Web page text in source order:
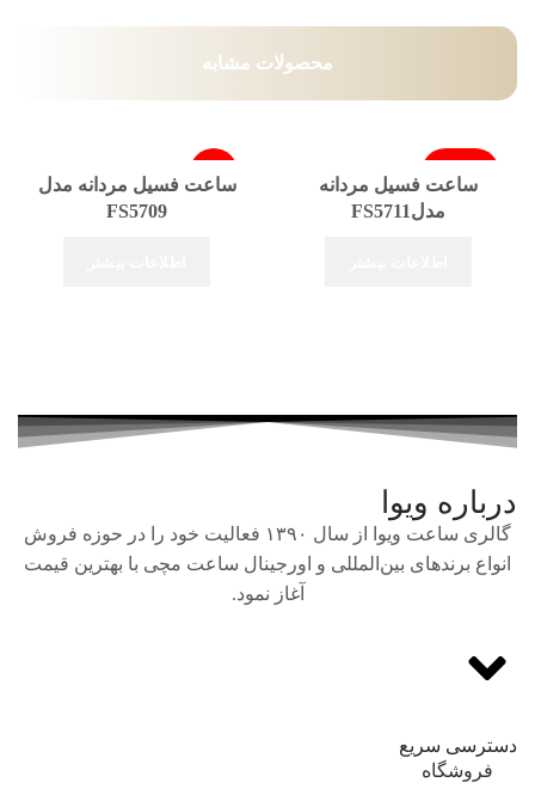
محصولات مشابه
فروخته شد
ساعت فسیل مردانه
مدلFS5711
-4%
ساعت فسیل مردانه مدل
FS5709
درباره ویوا
گالری ساعت ویوا از سال ۱۳۹۰ فعالیت خود را در حوزه فروش
انواع برندهای بین‌المللی و اورجینال ساعت مچی با بهترین قیمت
آغاز نمود.
دسترسی سریع
فروشگاه